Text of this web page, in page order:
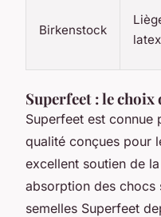
Birkenstock
latex
Superfeet : le choix
Superfeet est connue
qualité conçues pour
excellent soutien de
absorption des chocs
semelles Superfeet